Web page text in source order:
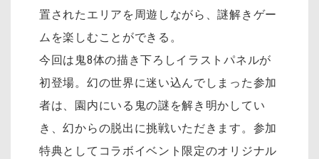
置されたエリアを周遊しながら、謎解きゲー
ムを楽しむことができる。
今回は鬼8体の描き下ろしイラストパネルが
初登場。幻の世界に迷い込んでしまった参加
者は、園内にいる鬼の謎を解き明かしてい
き、幻からの脱出に挑戦いただきます。参加
特典としてコラボイベント限定のオリジナル